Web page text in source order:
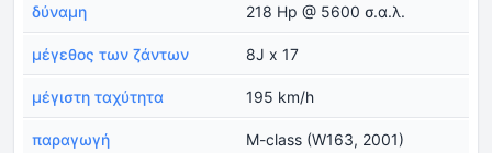
δύναμη 218 Hp @ 5600 σ.α.λ.
μέγεθος των ζάντων 8J x 17
μέγιστη ταχύτητα 195 km/h
παραγωγή M-class (W163, 2001)